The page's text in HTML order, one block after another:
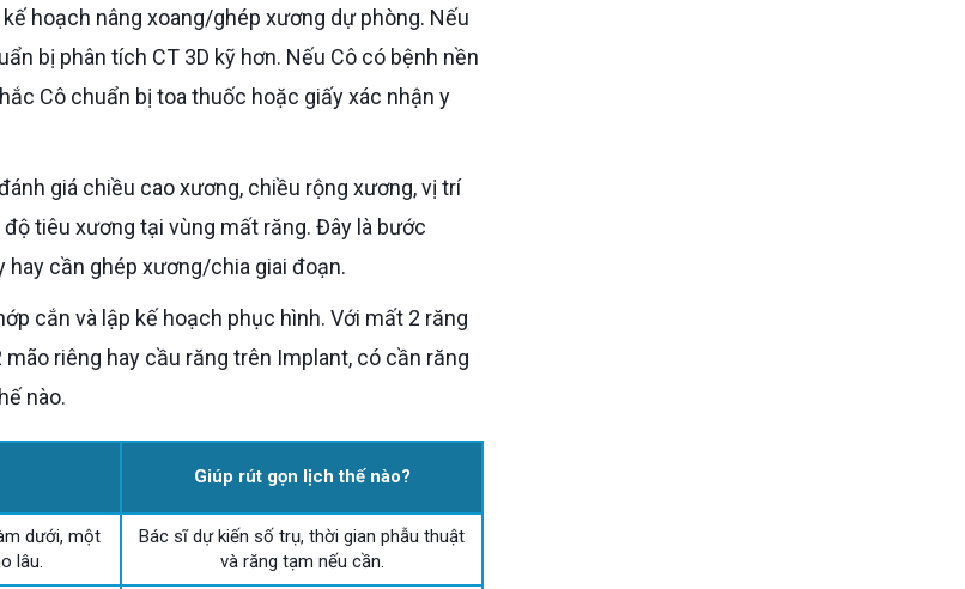
hoạch nâng xoang/ghép xương dự phòng. Nếu
bị phân tích CT 3D kỹ hơn. Nếu Cô có bệnh nền
Cô chuẩn bị toa thuốc hoặc giấy xác nhận y
tiêu xương tại vùng mất răng. Đây là bước
cần ghép xương/chia giai đoạn.
riêng hay cầu răng trên Implant, có cần răng
nào.
Giúp rút gọn lịch thế nào?
dưới, một
lâu.
Bác sĩ dự kiến số trụ, thời gian phẫu thuật
và răng tạm nếu cần.